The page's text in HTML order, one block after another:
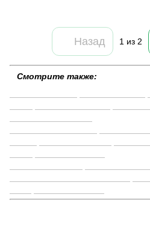
Назад 1из 2
Cмотрите также: